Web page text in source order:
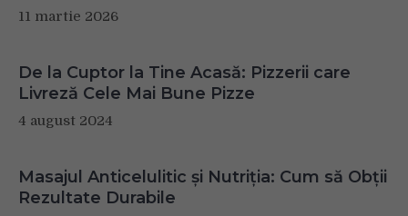
11 martie 2026
De la Cuptor la Tine Acasă: Pizzerii care
Livreză Cele Mai Bune Pizze
4 august 2024
Masajul Anticelulitic și Nutriția: Cum să Obții
Rezultate Durabile